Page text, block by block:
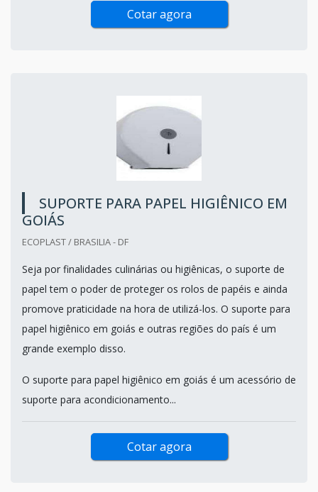
Cotar agora
SUPORTE PARA PAPEL HIGIÊNICO EM
GOIÁS
ECOPLAST / BRASILIA - DF
Seja por finalidades culinárias ou higiênicas, o suporte de
papel tem o poder de proteger os rolos de papéis e ainda
promove praticidade na hora de utilizá-los. O suporte para
papel higiênico em goiás e outras regiões do país é um
grande exemplo disso.
O suporte para papel higiênico em goiás é um acessório de
suporte para acondicionamento...
Cotar agora